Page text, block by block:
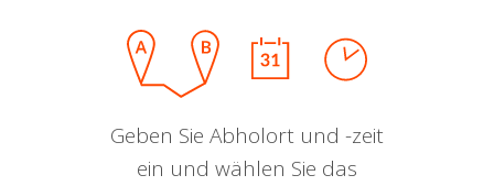
Geben Sie Abholort und -zeit
ein und wählen Sie das